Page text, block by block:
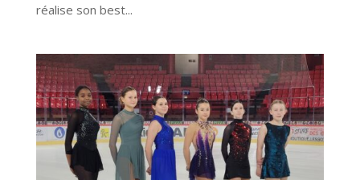
réalise son best...